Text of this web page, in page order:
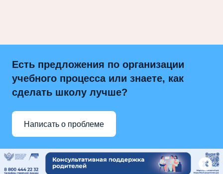
Есть предложения по организации
учебного процесса или знаете, как
сделать школу лучше?
Написать о проблеме